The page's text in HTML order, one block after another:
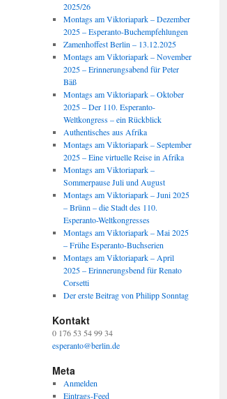
2025/26
Montags am Viktoriapark – Dezember
2025 – Esperanto-Buchempfehlungen
Zamenhoffest Berlin – 13.12.2025
Montags am Viktoriapark – November
2025 – Erinnerungsabend für Peter
Bäß
Montags am Viktoriapark – Oktober
2025 – Der 110. Esperanto-
Weltkongress – ein Rückblick
Authentisches aus Afrika
Montags am Viktoriapark – September
2025 – Eine virtuelle Reise in Afrika
Montags am Viktoriapark –
Sommerpause Juli und August
Montags am Viktoriapark – Juni 2025
– Brünn – die Stadt des 110.
Esperanto-Weltkongresses
Montags am Viktoriapark – Mai 2025
– Frühe Esperanto-Buchserien
Montags am Viktoriapark – April
2025 – Erinnerungsbend für Renato
Corsetti
Der erste Beitrag von Philipp Sonntag
Kontakt
0 176 53 54 99 34
esperanto@berlin.de
Meta
Anmelden
Eintrags-Feed